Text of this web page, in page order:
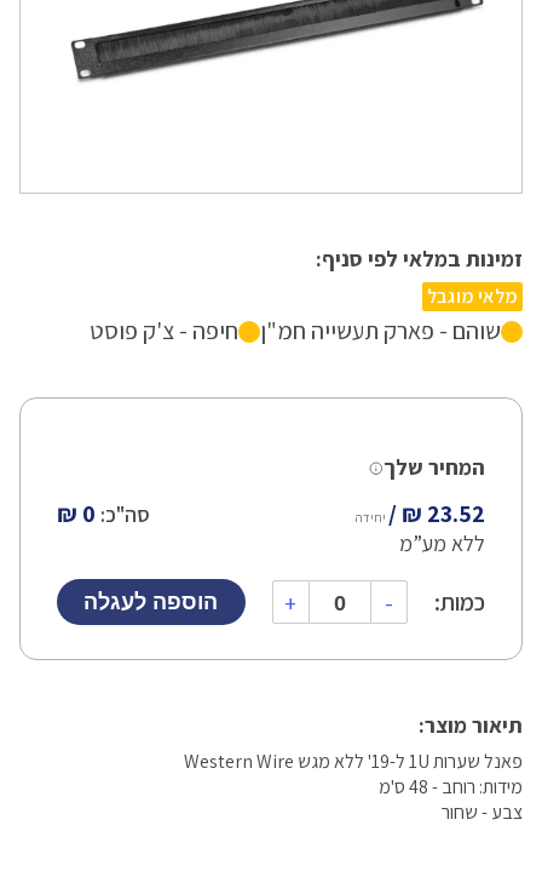
תיאור מוצר:
פאנל שערות 1U ל-19' ללא מגש Western Wire
מידות: רוחב - 48 ס'מ
צבע - שחור
זמינות במלאי לפי סניף:
מלאי מוגבל
שוהם - פארק תעשייה חמ"ן חיפה - צ'ק פוסט
המחיר שלך
יחידה סה"כ: 0 ₪
ללא מע”מ
הוספה לעגלה -
+ כמות: